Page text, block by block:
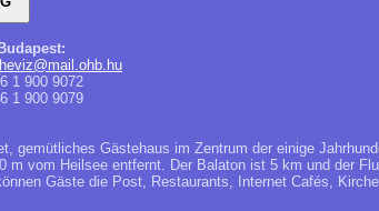
1 900 9072
1 900 9079
gemütliches Gästehaus im Zentrum der einige
m vom Heilsee entfernt. Der Balaton ist 5 km und der
Gäste die Post, Restaurants, Internet Cafés,